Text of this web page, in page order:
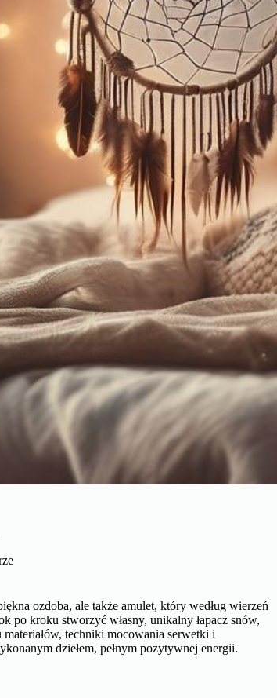
ozdoba, ale także amulet, który według wierzeń
po kroku stworzyć własny, unikalny łapacz snów,
techniki mocowania serwetki i
dziełem, pełnym pozytywnej energii.